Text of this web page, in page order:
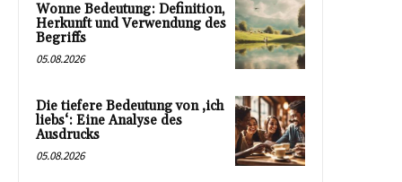
Wonne Bedeutung: Definition,
Herkunft und Verwendung des
Begriffs
05.08.2026
Die tiefere Bedeutung von ‚ich
liebs‘: Eine Analyse des
Ausdrucks
05.08.2026